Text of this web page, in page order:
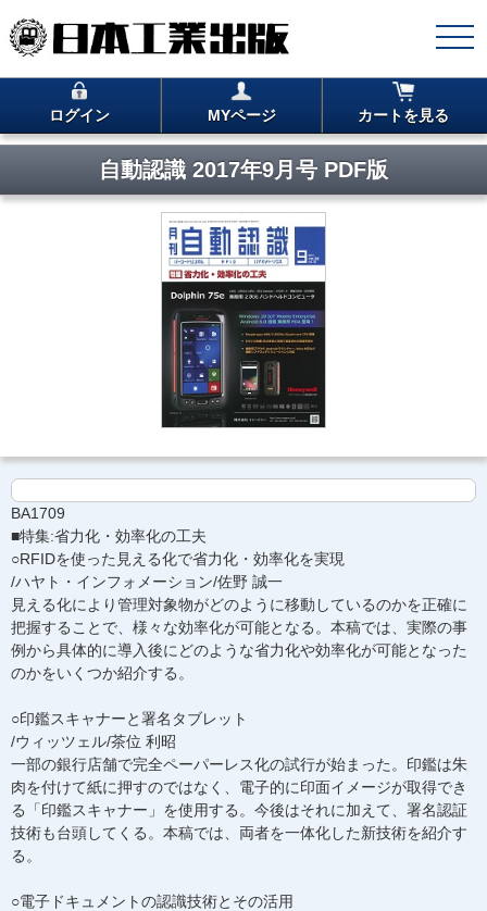
ログイン MYページ カートを見る
自動認識 2017年9月号 PDF版
BA1709
■特集:省力化・効率化の工夫
○RFIDを使った見える化で省力化・効率化を実現
/ハヤト・インフォメーション/佐野 誠一
見える化により管理対象物がどのように移動しているのかを正確に
把握することで、様々な効率化が可能となる。本稿では、実際の事
例から具体的に導入後にどのような省力化や効率化が可能となった
のかをいくつか紹介する。
○印鑑スキャナーと署名タブレット
/ウィッツェル/茶位 利昭
一部の銀行店舗で完全ペーパーレス化の試行が始まった。印鑑は朱
肉を付けて紙に押すのではなく、電子的に印面イメージが取得でき
る「印鑑スキャナー」を使用する。今後はそれに加えて、署名認証
技術も台頭してくる。本稿では、両者を一体化した新技術を紹介す
る。
○電子ドキュメントの認識技術とその活用